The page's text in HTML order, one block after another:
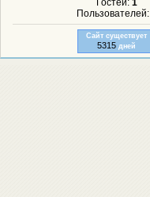
Пользователей:
Сайт существует
5315 дней